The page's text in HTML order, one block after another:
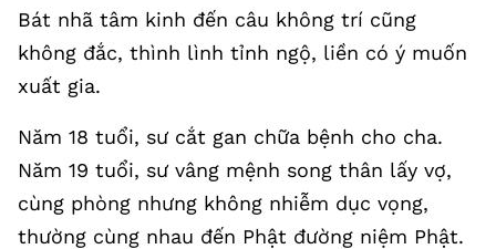
Bát nhã tâm kinh đến câu không trí cũng
không đắc, thình lình tỉnh ngộ, liền có ý muốn
xuất gia.
Năm 18 tuổi, sư cắt gan chữa bệnh cho cha.
Năm 19 tuổi, sư vâng mệnh song thân lấy vợ,
cùng phòng nhưng không nhiễm dục vọng,
thường cùng nhau đến Phật đường niệm Phật.